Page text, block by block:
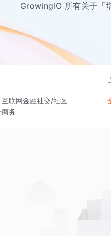
GrowingIO 所有关于「
互联网金融社交/社区
务